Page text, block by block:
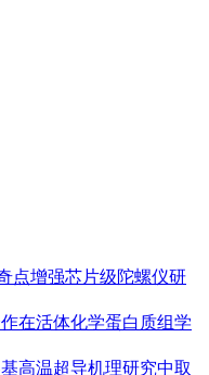
点增强芯片级陀螺仪研
在活体化学蛋白质组学
高温超导机理研究中取